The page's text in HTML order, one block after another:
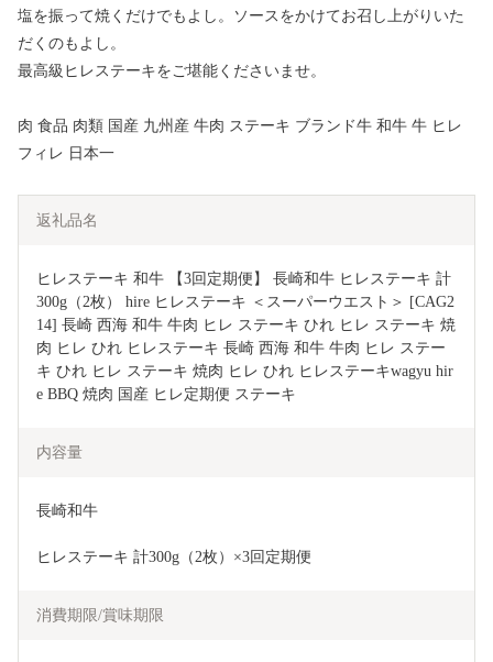
塩を振って焼くだけでもよし。ソースをかけてお召し上がりいた
だくのもよし。
最高級ヒレステーキをご堪能くださいませ。
肉 食品 肉類 国産 九州産 牛肉 ステーキ ブランド牛 和牛 牛 ヒレ
フィレ 日本一
返礼品名
ヒレステーキ 和牛 【3回定期便】 長崎和牛 ヒレステーキ 計
300g（2枚） hire ヒレステーキ ＜スーパーウエスト＞ [CAG2
14] 長崎 西海 和牛 牛肉 ヒレ ステーキ ひれ ヒレ ステーキ 焼
肉 ヒレ ひれ ヒレステーキ 長崎 西海 和牛 牛肉 ヒレ ステー
キ ひれ ヒレ ステーキ 焼肉 ヒレ ひれ ヒレステーキwagyu hir
e BBQ 焼肉 国産 ヒレ定期便 ステーキ
内容量
長崎和牛
ヒレステーキ 計300g（2枚）×3回定期便
消費期限/賞味期限